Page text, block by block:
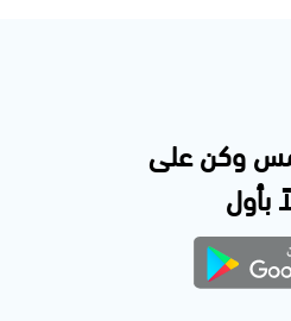
وكن على
بأول